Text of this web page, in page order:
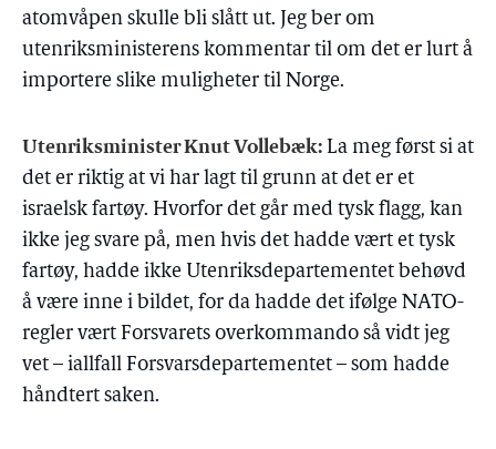
atomvåpen skulle bli slått ut. Jeg ber om
utenriksministerens kommentar til om det er lurt å
importere slike muligheter til Norge.
Utenriksminister Knut Vollebæk: La meg først si at
det er riktig at vi har lagt til grunn at det er et
israelsk fartøy. Hvorfor det går med tysk flagg, kan
ikke jeg svare på, men hvis det hadde vært et tysk
fartøy, hadde ikke Utenriksdepartementet behøvd
å være inne i bildet, for da hadde det ifølge NATO-
regler vært Forsvarets overkommando så vidt jeg
vet – iallfall Forsvarsdepartementet – som hadde
håndtert saken.